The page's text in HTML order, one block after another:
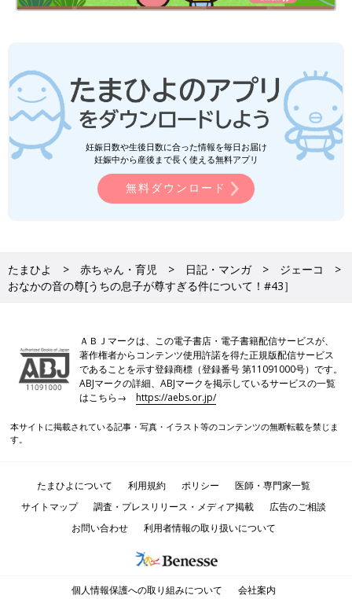
妊娠日数や生後日数に合った情報を毎日お届け
妊娠中から産後まで長く使える無料アプリ
無料ダウンロード
たまひよ 赤ちゃん・育児 日記・マンガ
ジェーコ
おなかの音の尊[うちの息子が尊すぎる件について！#43］
ＡＢＪマークは、この電子書店・電子書籍配信サービスが、
著作権者からコンテンツ使用許諾を得た正規版配信サービス
であることを示す登録商標（登録番号 第11091000号）です。
ABJマークの詳細、ABJマークを掲示しているサービスの一覧
はこちら→https://aebs.or.jp/
本サイトに掲載されている記事・写真・イラスト等のコンテンツの無断転載を禁じま
す。
たまひよについて 利用規約 ポリシー
医師・専門家一覧
サイトマップ
調査・プレスリリース・メディア掲載
広告のご相談
お問い合わせ
利用者情報の取り扱いについて
個人情報保護への取り組みについて 会社案内